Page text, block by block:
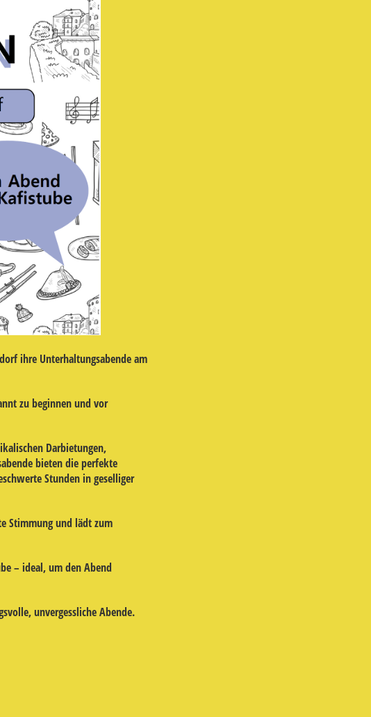
ihre Unterhaltungsabende am
zu beginnen und vor
Darbietungen,
bieten die perfekte
Stunden in geselliger
Stimmung und lädt zum
– ideal, um den Abend
unvergessliche Abende.